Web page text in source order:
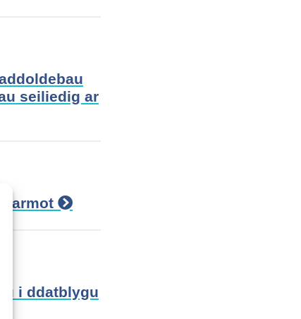
seiliedig ar
i ddatblygu